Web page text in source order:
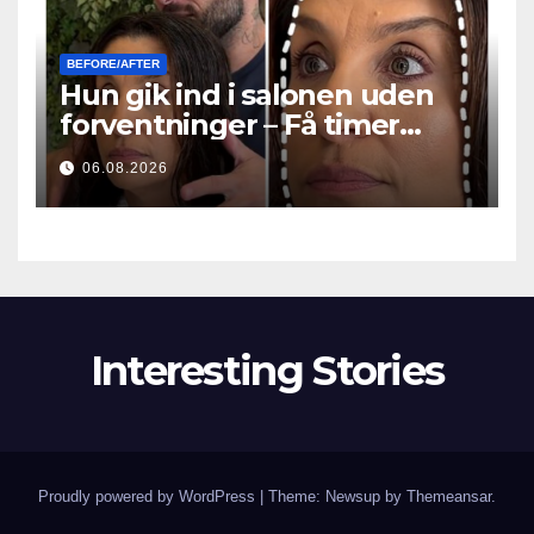
BEFORE/AFTER
Hun gik ind i salonen uden
forventninger – Få timer
senere stillede alle det
samme spørgsmål
06.08.2026
Interesting Stories
Proudly powered by WordPress | Theme: Newsup by Themeansar.